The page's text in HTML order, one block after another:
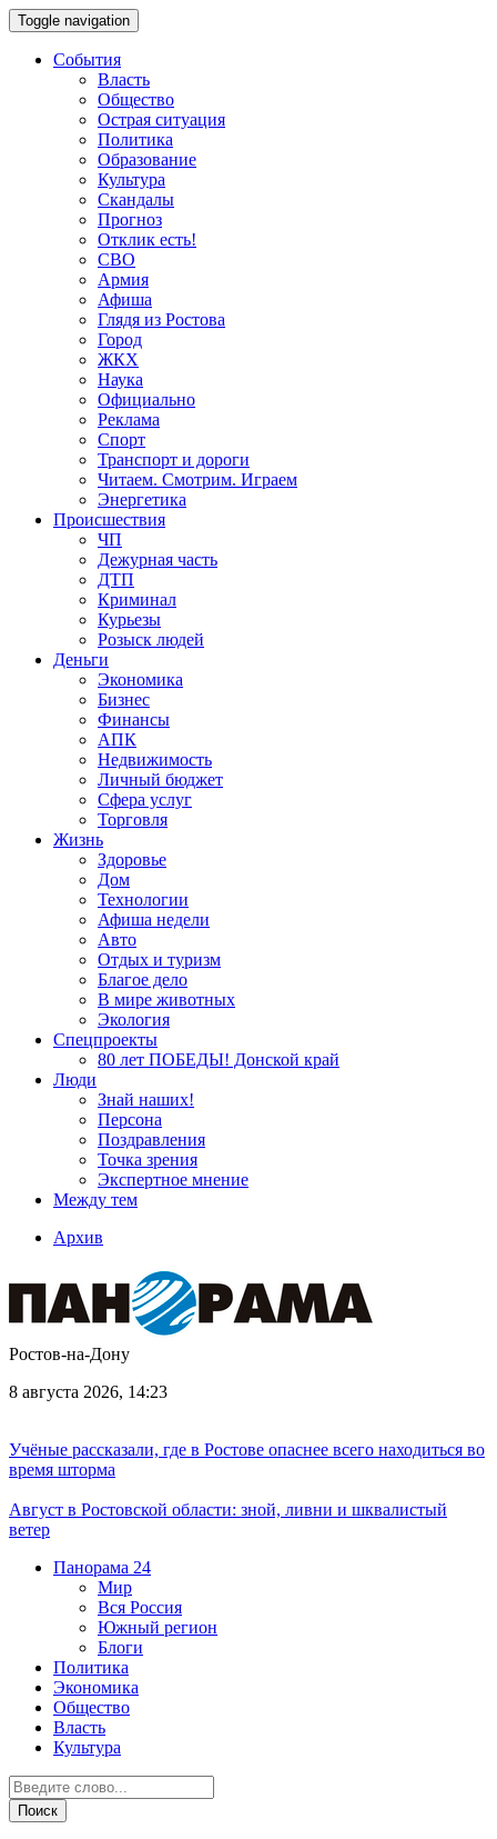
Toggle navigation
События
Власть
Общество
Острая ситуация
Политика
Образование
Культура
Скандалы
Прогноз
Отклик есть!
СВО
Армия
Афиша
Глядя из Ростова
Город
ЖКХ
Наука
Официально
Реклама
Спорт
Транспорт и дороги
Читаем. Смотрим. Играем
Энергетика
Происшествия
ЧП
Дежурная часть
ДТП
Криминал
Курьезы
Розыск людей
Деньги
Экономика
Бизнес
Финансы
АПК
Недвижимость
Личный бюджет
Сфера услуг
Торговля
Жизнь
Здоровье
Дом
Технологии
Афиша недели
Авто
Отдых и туризм
Благое дело
В мире животных
Экология
Спецпроекты
80 лет ПОБЕДЫ! Донской край
Люди
Знай наших!
Персона
Поздравления
Точка зрения
Экспертное мнение
Между тем
Архив
Ростов-на-Дону
8 августа 2026, 14:23
Учёные рассказали, где в Ростове опаснее всего находиться во
время шторма
Август в Ростовской области: зной, ливни и шквалистый
ветер
Панорама 24
Мир
Вся Россия
Южный регион
Блоги
Политика
Экономика
Общество
Власть
Культура